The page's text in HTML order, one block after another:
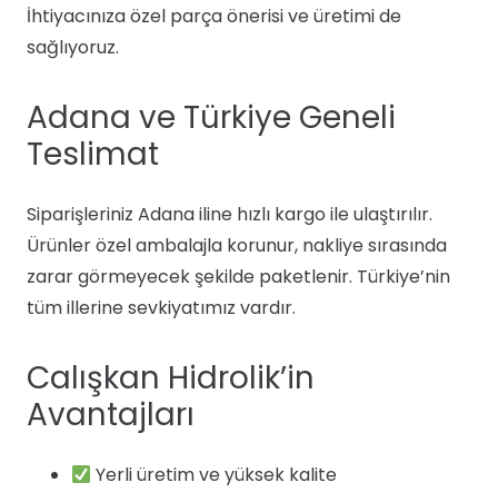
İhtiyacınıza özel parça önerisi ve üretimi de
sağlıyoruz.
Adana ve Türkiye Geneli
Teslimat
Siparişleriniz Adana iline hızlı kargo ile ulaştırılır.
Ürünler özel ambalajla korunur, nakliye sırasında
zarar görmeyecek şekilde paketlenir. Türkiye’nin
tüm illerine sevkiyatımız vardır.
Calışkan Hidrolik’in
Avantajları
Yerli üretim ve yüksek kalite